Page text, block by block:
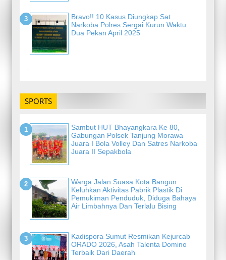
Bravo!! 10 Kasus Diungkap Sat
Narkoba Polres Sergai Kurun Waktu
Dua Pekan April 2025
-
SPORTS
Sambut HUT Bhayangkara Ke 80,
Gabungan Polsek Tanjung Morawa
Juara I Bola Volley Dan Satres Narkoba
Juara II Sepakbola
Warga Jalan Suasa Kota Bangun
Keluhkan Aktivitas Pabrik Plastik Di
Pemukiman Penduduk, Diduga Bahaya
Air Limbahnya Dan Terlalu Bising
Kadispora Sumut Resmikan Kejurcab
ORADO 2026, Asah Talenta Domino
Terbaik Dari Daerah